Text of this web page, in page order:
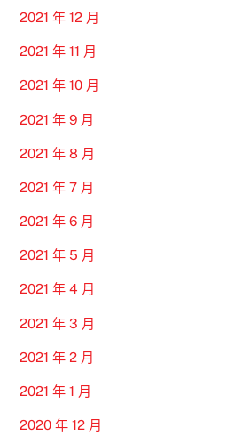
2021 年 12 月
2021 年 11 月
2021 年 10 月
2021 年 9 月
2021 年 8 月
2021 年 7 月
2021 年 6 月
2021 年 5 月
2021 年 4 月
2021 年 3 月
2021 年 2 月
2021 年 1 月
2020 年 12 月